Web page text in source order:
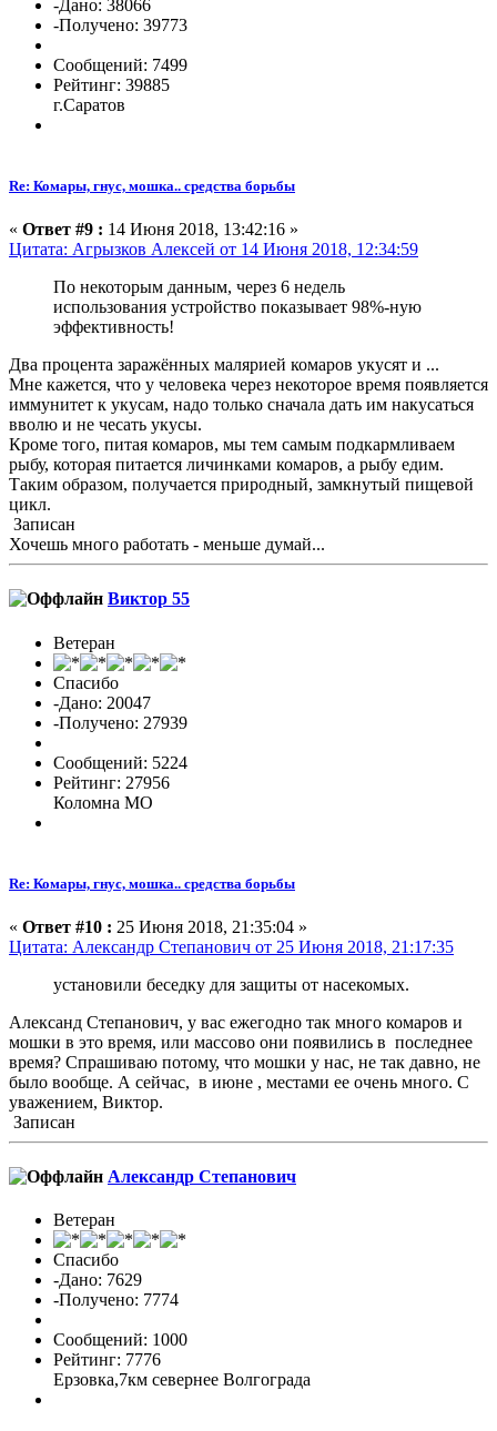
-Дано: 38066
-Получено: 39773
Сообщений: 7499
Рейтинг: 39885
г.Саратов
Re: Комары, гнус, мошка.. средства борьбы
« Ответ #9 : 14 Июня 2018, 13:42:16 »
Цитата: Агрызков Алексей от 14 Июня 2018, 12:34:59
По некоторым данным, через 6 недель
использования устройство показывает 98%-ную
эффективность!
Два процента заражённых малярией комаров укусят и ...
Мне кажется, что у человека через некоторое время появляется
иммунитет к укусам, надо только сначала дать им накусаться
вволю и не чесать укусы.
Кроме того, питая комаров, мы тем самым подкармливаем
рыбу, которая питается личинками комаров, а рыбу едим.
Таким образом, получается природный, замкнутый пищевой
цикл.
Записан
Хочешь много работать - меньше думай...
Виктор 55
Ветеран
Спасибо
-Дано: 20047
-Получено: 27939
Сообщений: 5224
Рейтинг: 27956
Коломна МО
Re: Комары, гнус, мошка.. средства борьбы
« Ответ #10 : 25 Июня 2018, 21:35:04 »
Цитата: Александр Cтепанович от 25 Июня 2018, 21:17:35
установили беседку для защиты от насекомых.
Александ Степанович, у вас ежегодно так много комаров и
мошки в это время, или массово они появились в последнее
время? Спрашиваю потому, что мошки у нас, не так давно, не
было вообще. А сейчас, в июне , местами ее очень много. С
уважением, Виктор.
Записан
Александр Cтепанович
Ветеран
Спасибо
-Дано: 7629
-Получено: 7774
Сообщений: 1000
Рейтинг: 7776
Ерзовка,7км севернее Волгограда